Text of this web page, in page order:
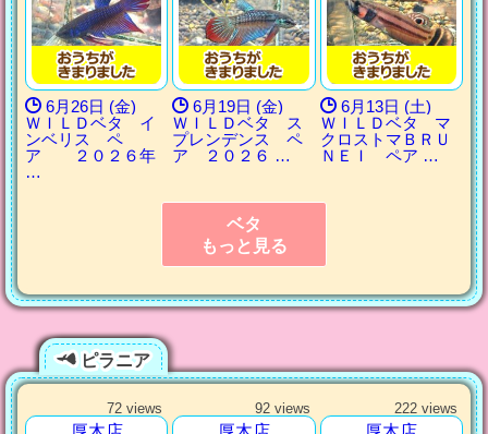
6月26日 (金)
ＷＩＬＤベタ イ
ンベリス ペ
ア ２０２６年
…
6月19日 (金)
ＷＩＬＤベタ ス
プレンデンス ペ
ア ２０２６ …
6月13日 (土)
ＷＩＬＤベタ マ
クロストマＢＲＵ
ＮＥＩ ペア …
ベタ
もっと見る
ピラニア
72 views 92 views 222 views